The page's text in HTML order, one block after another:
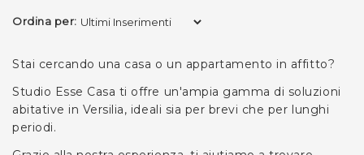
Ordina per:
Stai cercando una casa o un appartamento in affitto?
Studio Esse Casa ti offre un'ampia gamma di soluzioni
abitative in Versilia, ideali sia per brevi che per lunghi
periodi.
*Il tuo indirizzo Email
*Il tuo telefono